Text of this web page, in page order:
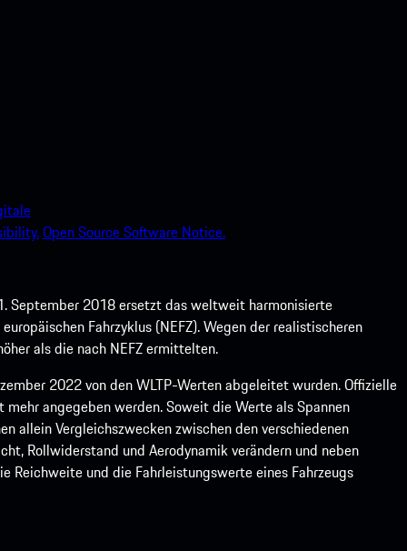
Open Source Software Notice.
September 2018 ersetzt das weltweit harmonisierte
Fahrzyklus (NEFZ). Wegen der realistischeren
als die nach NEFZ ermittelten.
2022 von den WLTP-Werten abgeleitet wurden. Offizielle
angegeben werden. Soweit die Werte als Spannen
allein Vergleichszwecken zwischen den verschiedenen
Rollwiderstand und Aerodynamik verändern und neben
Reichweite und die Fahrleistungswerte eines Fahrzeugs